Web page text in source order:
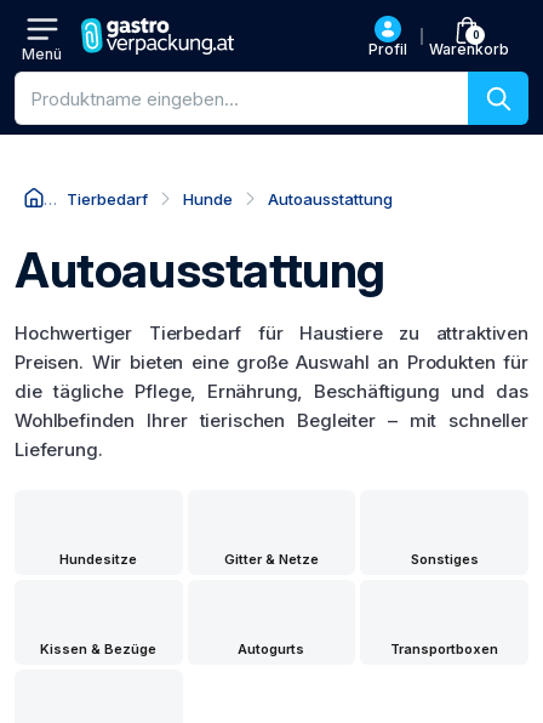
Menü Profil
0
Warenkorb
Produktsuche
Tierbedarf Hunde Autoausstattung
Autoausstattung
Hochwertiger Tierbedarf für Haustiere zu attraktiven
Preisen. Wir bieten eine große Auswahl an Produkten für
die tägliche Pflege, Ernährung, Beschäftigung und das
Wohlbefinden Ihrer tierischen Begleiter – mit schneller
Lieferung.
Hundesitze Gitter & Netze Sonstiges
Kissen & Bezüge Autogurts Transportboxen